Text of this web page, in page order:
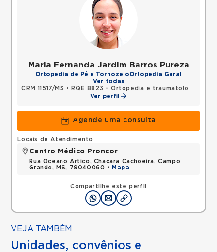
Maria Fernanda Jardim Barros Pureza
Ortopedia de Pé e TornozeloOrtopedia Geral
Ver todas
CRM 11517/MS •
RQE 8823 - Ortopedia e traumatologia
Ver perfil
Agende uma consulta
Compartilhe este perfil
Locais de Atendimento
Centro Médico Proncor
Rua Oceano Artico, Chacara Cachoeira, Campo
Grande, MS, 79040060 •
Mapa
VEJA TAMBÉM
Unidades, convênios e